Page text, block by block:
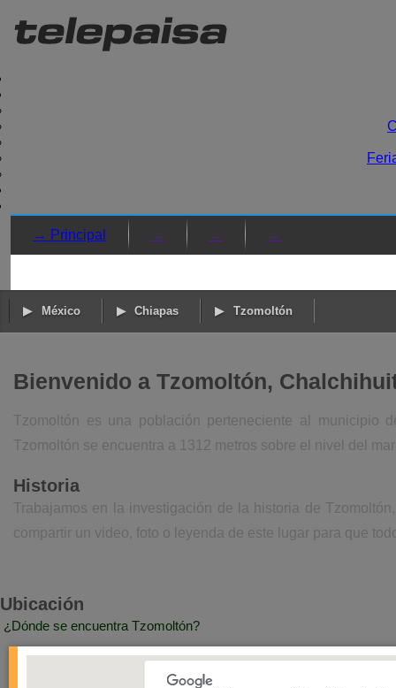
→ Principal → → →
México Chiapas Tzomoltón
Bienvenido a Tzomoltón,
Tzomoltón es una población perteneciente al municipio
Tzomoltón se encuentra a 1312 metros sobre el nivel del
Historia
Trabajamos en la investigación de la historia de
compartir un video, foto o leyenda de este lugar para que
Ubicación
¿Dónde se encuentra Tzomoltón?